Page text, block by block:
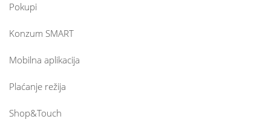
Pokupi
Konzum SMART
Mobilna aplikacija
Plaćanje režija
Shop&Touch